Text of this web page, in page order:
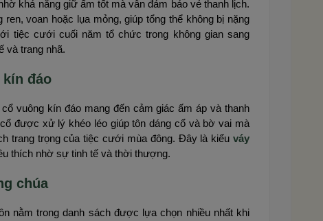
khả năng giữ ấm tốt mà vẫn đảm bảo vẻ thanh lịch.
voan hoặc lụa mỏng, giúp tổng thể không bị nặng
tiệc cưới cuối năm tổ chức trong không gian sang
và trang nhã.
kín đáo
vuông kín đáo mang đến cảm giác ấm áp và thanh
được xử lý khéo léo giúp tôn dáng cổ và bờ vai mà
trang trọng của tiệc cưới mùa đông. Đây là kiểu váy
thích nhờ sự tinh tế và thời thượng.
chúa
nằm trong danh sách được lựa chọn nhiều nhất khi